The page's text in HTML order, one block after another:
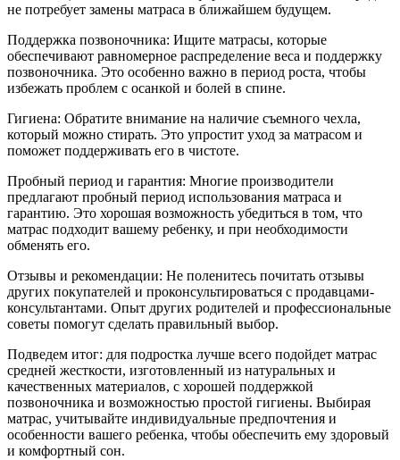
не потребует замены матраса в ближайшем будущем.
Поддержка позвоночника: Ищите матрасы, которые
обеспечивают равномерное распределение веса и поддержку
позвоночника. Это особенно важно в период роста, чтобы
избежать проблем с осанкой и болей в спине.
Гигиена: Обратите внимание на наличие съемного чехла,
который можно стирать. Это упростит уход за матрасом и
поможет поддерживать его в чистоте.
Пробный период и гарантия: Многие производители
предлагают пробный период использования матраса и
гарантию. Это хорошая возможность убедиться в том, что
матрас подходит вашему ребенку, и при необходимости
обменять его.
Отзывы и рекомендации: Не поленитесь почитать отзывы
других покупателей и проконсультироваться с продавцами-
консультантами. Опыт других родителей и профессиональные
советы помогут сделать правильный выбор.
Подведем итог: для подростка лучше всего подойдет матрас
средней жесткости, изготовленный из натуральных и
качественных материалов, с хорошей поддержкой
позвоночника и возможностью простой гигиены. Выбирая
матрас, учитывайте индивидуальные предпочтения и
особенности вашего ребенка, чтобы обеспечить ему здоровый
и комфортный сон.